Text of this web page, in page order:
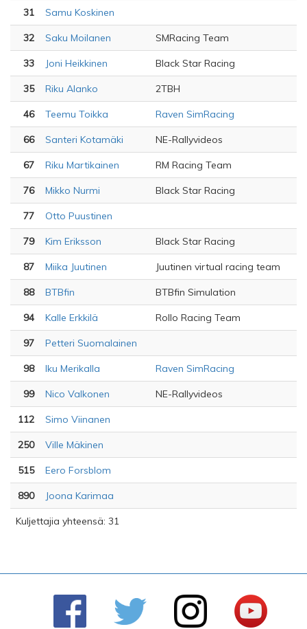
31 Samu Koskinen
32 Saku Moilanen SMRacing Team
33 Joni Heikkinen Black Star Racing
35 Riku Alanko 2TBH
46 Teemu Toikka Raven SimRacing
66 Santeri Kotamäki NE-Rallyvideos
67 Riku Martikainen RM Racing Team
76 Mikko Nurmi Black Star Racing
77 Otto Puustinen
79 Kim Eriksson Black Star Racing
87 Miika Juutinen Juutinen virtual racing team
88 BTBfin BTBfin Simulation
94 Kalle Erkkilä Rollo Racing Team
97 Petteri Suomalainen
98 Iku Merikalla Raven SimRacing
99 Nico Valkonen NE-Rallyvideos
112 Simo Viinanen
250 Ville Mäkinen
515 Eero Forsblom
890 Joona Karimaa
Kuljettajia yhteensä: 31